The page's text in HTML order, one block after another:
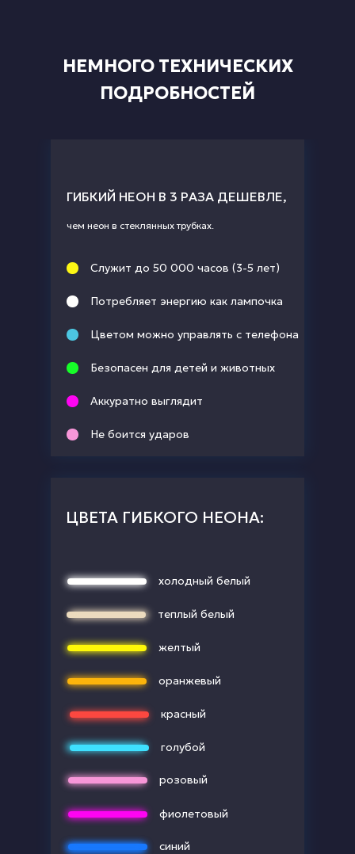
НЕМНОГО ТЕХНИЧЕСКИХ
ПОДРОБНОСТЕЙ
ГИБКИЙ НЕОН В 3 РАЗА ДЕШЕВЛЕ,
ЦВЕТА ГИБКОГО НЕОНА:
чем неон в стеклянных трубках.
Служит до 50 000 часов (3-5 лет)
Потребляет энергию как лампочка
Цветом можно управлять с телефона
Безопасен для детей и животных
Аккуратно выглядит
Не боится ударов
холодный белый
теплый белый
желтый
оранжевый
красный
розовый
фиолетовый
синий
голубой